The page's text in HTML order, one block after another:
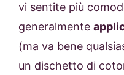
vi sentite più
generalmente
(ma va bene
un dischetto di